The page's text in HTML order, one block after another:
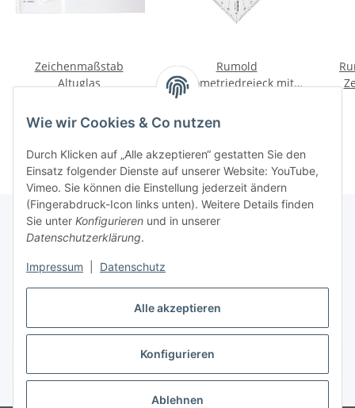
Alle akzeptieren
Konfigurieren
Ablehnen
Wie wir Cookies & Co nutzen
Durch Klicken auf „Alle akzeptieren“ gestatten Sie den
Einsatz folgender Dienste auf unserer Website: YouTube,
Vimeo. Sie können die Einstellung jederzeit ändern
(Fingerabdruck-Icon links unten). Weitere Details finden
Sie unter Konfigurieren und in unserer
Datenschutzerklärung.
Impressum Datenschutz
Zeichenmaßstab
Altuglas
Rumold
Geometriedreieck mit
Schneidkante (1080) 250
Vertrag widerrufen
* Alle Preise inkl. gesetzlicher USt., zzgl.